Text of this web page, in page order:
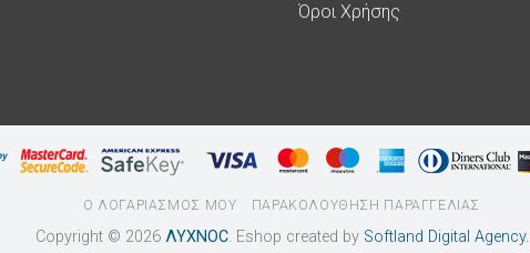
Όροι Χρήσης
Ο ΛΟΓΑΡΙΑΣΜΟΣ ΜΟΥ ΠΑΡΑΚΟΛΟΥΘΗΣΗ ΠΑΡΑΓΓΕΛΙΑΣ
Copyright © 2026 ΛΥΧΝΟC. Eshop created by Softland Digital Agency.